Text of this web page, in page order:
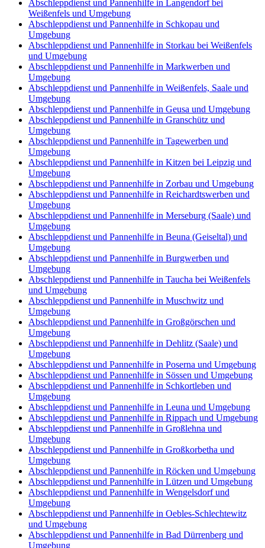
Abschleppdienst und Pannenhilfe in Langendorf bei
Weißenfels und Umgebung
Abschleppdienst und Pannenhilfe in Schkopau und
Umgebung
Abschleppdienst und Pannenhilfe in Storkau bei Weißenfels
und Umgebung
Abschleppdienst und Pannenhilfe in Markwerben und
Umgebung
Abschleppdienst und Pannenhilfe in Weißenfels, Saale und
Umgebung
Abschleppdienst und Pannenhilfe in Geusa und Umgebung
Abschleppdienst und Pannenhilfe in Granschütz und
Umgebung
Abschleppdienst und Pannenhilfe in Tagewerben und
Umgebung
Abschleppdienst und Pannenhilfe in Kitzen bei Leipzig und
Umgebung
Abschleppdienst und Pannenhilfe in Zorbau und Umgebung
Abschleppdienst und Pannenhilfe in Reichardtswerben und
Umgebung
Abschleppdienst und Pannenhilfe in Merseburg (Saale) und
Umgebung
Abschleppdienst und Pannenhilfe in Beuna (Geiseltal) und
Umgebung
Abschleppdienst und Pannenhilfe in Burgwerben und
Umgebung
Abschleppdienst und Pannenhilfe in Taucha bei Weißenfels
und Umgebung
Abschleppdienst und Pannenhilfe in Muschwitz und
Umgebung
Abschleppdienst und Pannenhilfe in Großgörschen und
Umgebung
Abschleppdienst und Pannenhilfe in Dehlitz (Saale) und
Umgebung
Abschleppdienst und Pannenhilfe in Poserna und Umgebung
Abschleppdienst und Pannenhilfe in Sössen und Umgebung
Abschleppdienst und Pannenhilfe in Schkortleben und
Umgebung
Abschleppdienst und Pannenhilfe in Leuna und Umgebung
Abschleppdienst und Pannenhilfe in Rippach und Umgebung
Abschleppdienst und Pannenhilfe in Großlehna und
Umgebung
Abschleppdienst und Pannenhilfe in Großkorbetha und
Umgebung
Abschleppdienst und Pannenhilfe in Röcken und Umgebung
Abschleppdienst und Pannenhilfe in Lützen und Umgebung
Abschleppdienst und Pannenhilfe in Wengelsdorf und
Umgebung
Abschleppdienst und Pannenhilfe in Oebles-Schlechtewitz
und Umgebung
Abschleppdienst und Pannenhilfe in Bad Dürrenberg und
Umgebung